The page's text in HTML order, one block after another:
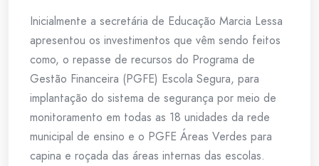
Inicialmente a secretária de Educação Marcia Lessa
apresentou os investimentos que vêm sendo feitos
como, o repasse de recursos do Programa de
Gestão Financeira (PGFE) Escola Segura, para
implantação do sistema de segurança por meio de
monitoramento em todas as 18 unidades da rede
municipal de ensino e o PGFE Áreas Verdes para
capina e roçada das áreas internas das escolas.